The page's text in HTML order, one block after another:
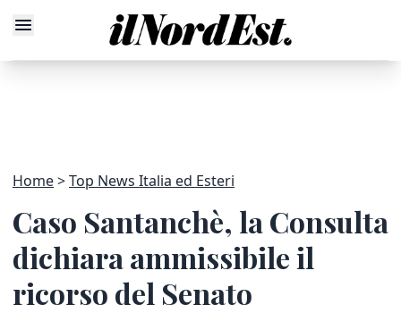
Home Top News Italia ed Esteri
Caso Santanchè, la Consulta
dichiara ammissibile il
ricorso del Senato